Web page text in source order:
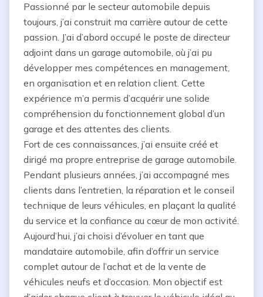
Passionné par le secteur automobile depuis
toujours, j’ai construit ma carrière autour de cette
passion. J’ai d’abord occupé le poste de directeur
adjoint dans un garage automobile, où j’ai pu
développer mes compétences en management,
en organisation et en relation client. Cette
expérience m’a permis d’acquérir une solide
compréhension du fonctionnement global d’un
garage et des attentes des clients.
Fort de ces connaissances, j’ai ensuite créé et
dirigé ma propre entreprise de garage automobile.
Pendant plusieurs années, j’ai accompagné mes
clients dans l’entretien, la réparation et le conseil
technique de leurs véhicules, en plaçant la qualité
du service et la confiance au cœur de mon activité.
Aujourd’hui, j’ai choisi d’évoluer en tant que
mandataire automobile, afin d’offrir un service
complet autour de l’achat et de la vente de
véhicules neufs et d’occasion. Mon objectif est